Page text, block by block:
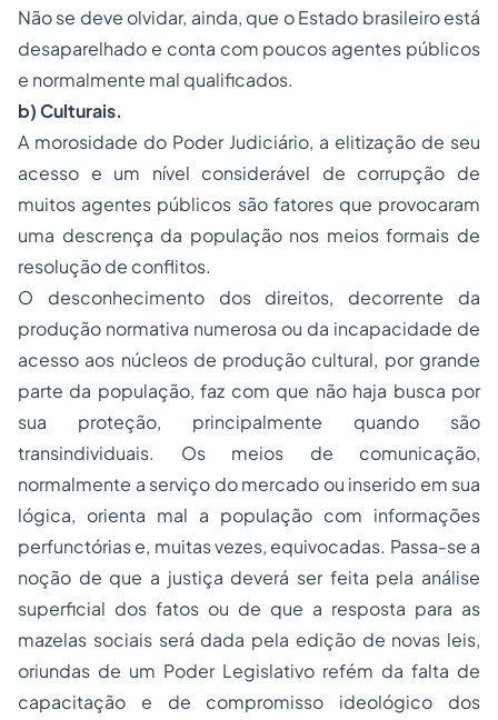
Não se deve olvidar, ainda, que o Estado brasileiro está
desaparelhado e conta com poucos agentes públicos
e normalmente mal qualificados.
b) Culturais.
A morosidade do Poder Judiciário, a elitização de seu
acesso e um nível considerável de corrupção de
muitos agentes públicos são fatores que provocaram
uma descrença da população nos meios formais de
resolução de conflitos.
O desconhecimento dos direitos, decorrente da
produção normativa numerosa ou da incapacidade de
acesso aos núcleos de produção cultural, por grande
parte da população, faz com que não haja busca por
sua proteção, principalmente quando são
transindividuais. Os meios de comunicação,
normalmente a serviço do mercado ou inserido em sua
lógica, orienta mal a população com informações
perfunctórias e, muitas vezes, equivocadas. Passa-se a
noção de que a justiça deverá ser feita pela análise
superficial dos fatos ou de que a resposta para as
mazelas sociais será dada pela edição de novas leis,
oriundas de um Poder Legislativo refém da falta de
capacitação e de compromisso ideológico dos